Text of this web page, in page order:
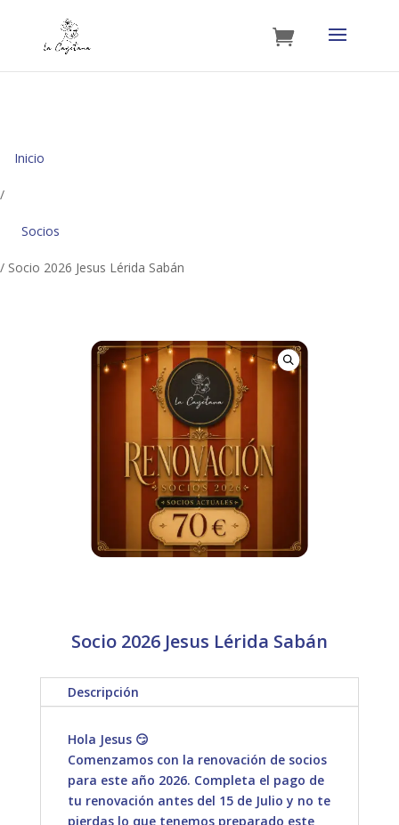
Inicio
/
Socios
/ Socio 2026 Jesus Lérida Sabán
Socio 2026 Jesus Lérida Sabán
Descripción
Hola Jesus 😏
Comenzamos con la renovación de socios
para este año 2026. Completa el pago de
tu renovación antes del 15 de Julio y no te
pierdas lo que tenemos preparado este